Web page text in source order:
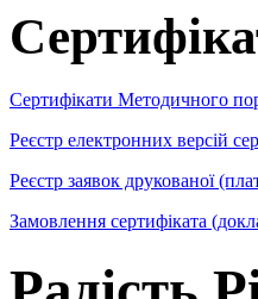
Сертифікати Методичного
Реєстр електронних версій
Реєстр заявок друкованої
Замовлення сертифіката